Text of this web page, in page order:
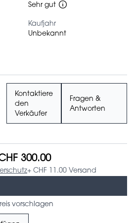
Sehr gut
Kaufjahr
Unbekannt
Kontaktiere
den
Verkäufer
Fragen &
Antworten
300.00
+ CHF 11.00 Versand
vorschlagen